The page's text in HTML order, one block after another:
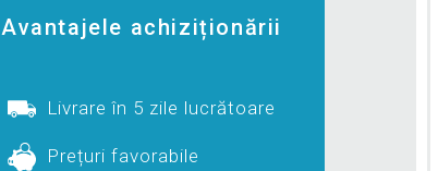
Avantajele achiziționării
Livrare în 5 zile lucrătoare
Prețuri favorabile